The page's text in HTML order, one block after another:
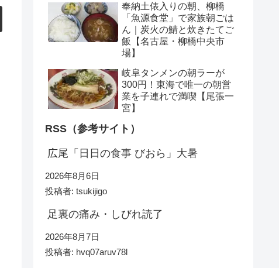
奉納土俵入りの朝、柳橋
「魚源食堂」で家族朝ごは
ん｜炭火の鯖と炊きたてご
飯【名古屋・柳橋中央市
場】
岐阜タンメンの朝ラーが
300円！東海で唯一の朝営
業を子連れで満喫【尾張一
宮】
RSS（参考サイト）
広尾「日日の食事 びおら」大暑
2026年8月6日
投稿者: tsukijigo
足裏の痛み・しびれ読了
2026年8月7日
投稿者: hvq07aruv78l